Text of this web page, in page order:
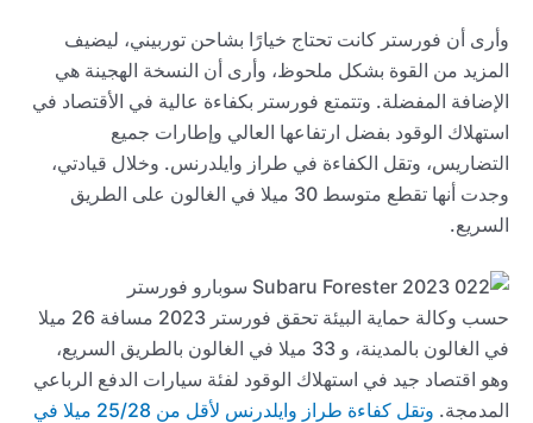
وأرى أن فورستر كانت تحتاج خيارًا بشاحن توربيني، ليضيف
المزيد من القوة بشكل ملحوظ، وأرى أن النسخة الهجينة هي
الإضافة المفضلة. وتتمتع فورستر بكفاءة عالية في الأقتصاد في
استهلاك الوقود بفضل ارتفاعها العالي وإطارات جميع
التضاريس، وتقل الكفاءة في طراز وايلدرنس. وخلال قيادتي،
وجدت أنها تقطع متوسط 30 ميلا في الغالون على الطريق
السريع.
حسب وكالة حماية البيئة تحقق فورستر 2023 مسافة 26 ميلا
في الغالون بالمدينة، و 33 ميلا في الغالون بالطريق السريع،
وهو اقتصاد جيد في استهلاك الوقود لفئة سيارات الدفع الرباعي
المدمجة.
وتقل كفاءة طراز وايلدرنس لأقل من 25/28 ميلا في